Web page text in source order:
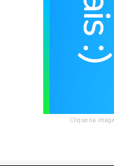
Clique na